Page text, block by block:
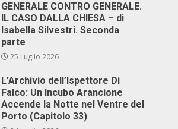
GENERALE CONTRO GENERALE.
IL CASO DALLA CHIESA – di
Isabella Silvestri. Seconda
parte
25 Luglio 2026
L’Archivio dell’Ispettore Di
Falco: Un Incubo Arancione
Accende la Notte nel Ventre del
Porto (Capitolo 33)